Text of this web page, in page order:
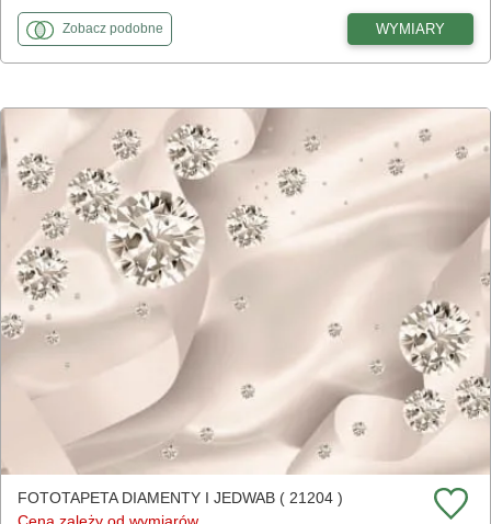
Zobaczfototapety
podobnedo Cień liści na kremowym tiulu WYMIARY
FOTOTAPETA DIAMENTY I JEDWAB ( 21204 )